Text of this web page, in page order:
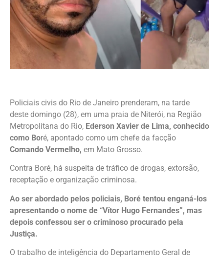
Policiais civis do Rio de Janeiro prenderam, na tarde
deste domingo (28), em uma praia de Niterói, na Região
Metropolitana do Rio, Ederson Xavier de Lima, conhecido
como Boré, apontado como um chefe da facção
Comando Vermelho, em Mato Grosso.
Contra Boré, há suspeita de tráfico de drogas, extorsão,
receptação e organização criminosa.
Ao ser abordado pelos policiais, Boré tentou enganá-los
apresentando o nome de “Vítor Hugo Fernandes”, mas
depois confessou ser o criminoso procurado pela
Justiça.
O trabalho de inteligência do Departamento Geral de